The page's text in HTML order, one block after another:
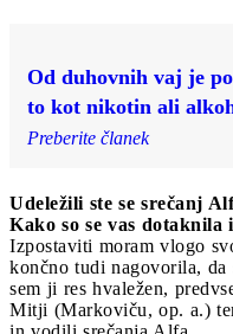
Od duhovnih vaj je
to kot nikotin ali
Preberite članek
Udeležili ste se srečanj
Kako so se vas dotaknila
Izpostaviti moram vlogo
končno tudi nagovorila,
sem ji res hvaležen,
Mitji (Markoviču, op. a.)